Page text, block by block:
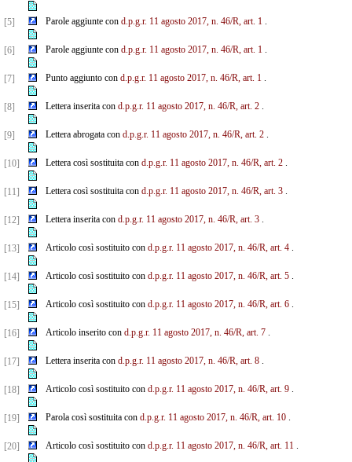
[5] Parole aggiunte con d.p.g.r. 11 agosto 2017, n. 46/R, art. 1.
[6] Parole aggiunte con d.p.g.r. 11 agosto 2017, n. 46/R, art. 1.
[7] Punto aggiunto con d.p.g.r. 11 agosto 2017, n. 46/R, art. 1.
[8] Lettera inserita con d.p.g.r. 11 agosto 2017, n. 46/R, art. 2.
[9] Lettera abrogata con d.p.g.r. 11 agosto 2017, n. 46/R, art. 2.
[10] Lettera così sostituita con d.p.g.r. 11 agosto 2017, n. 46/R, art. 2.
[11] Lettera così sostituita con d.p.g.r. 11 agosto 2017, n. 46/R, art. 3.
[12] Lettera inserita con d.p.g.r. 11 agosto 2017, n. 46/R, art. 3.
[13] Articolo così sostituito con d.p.g.r. 11 agosto 2017, n. 46/R, art. 4.
[14] Articolo così sostituito con d.p.g.r. 11 agosto 2017, n. 46/R, art. 5.
[15] Articolo così sostituito con d.p.g.r. 11 agosto 2017, n. 46/R, art. 6.
[16] Articolo inserito con d.p.g.r. 11 agosto 2017, n. 46/R, art. 7.
[17] Lettera inserita con d.p.g.r. 11 agosto 2017, n. 46/R, art. 8.
[18] Articolo così sostituito con d.p.g.r. 11 agosto 2017, n. 46/R, art. 9.
[19] Parola così sostituita con d.p.g.r. 11 agosto 2017, n. 46/R, art. 10.
[20] Articolo così sostituito con d.p.g.r. 11 agosto 2017, n. 46/R, art. 11.